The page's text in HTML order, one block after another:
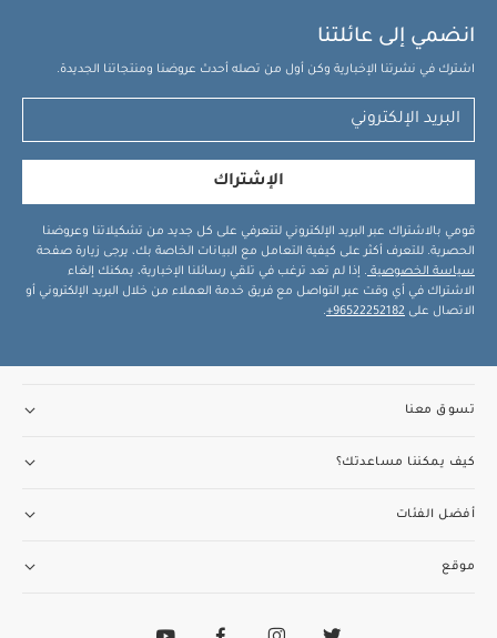
انضمي إلى عائلتنا
اشترك في نشرتنا الإخبارية وكن أول من تصله أحدث عروضنا ومنتجاتنا الجديدة.
الإشتراك
قومي بالاشتراك عبر البريد الإلكتروني لتتعرفي على كل جديد من تشكيلاتنا وعروضنا
الحصرية. للتعرف أكثر على كيفية التعامل مع البيانات الخاصة بك، يرجى زيارة صفحة
سياسة الخصوصية . إذا لم تعد ترغب في تلقي رسائلنا الإخبارية، يمكنك إلغاء
الاشتراك في أي وقت عبر التواصل مع فريق خدمة العملاء من خلال البريد الإلكتروني أو
الاتصال على 96522252182+
.
تسوق معنا
كيف يمكننا مساعدتك؟
أفضل الفئات
موقع